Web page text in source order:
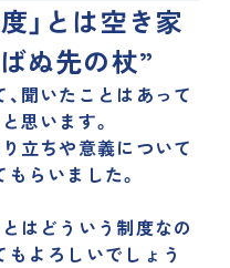
」とは空き家
ぬ先の杖”
聞いたことはあって
思います。
立ちや意義について
らいました。
はどういう制度なの
よろしいでしょう